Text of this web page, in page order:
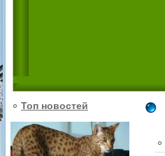
Топ новостей